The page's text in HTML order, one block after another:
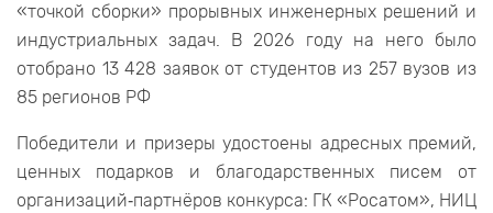
«точкой сборки» прорывных инженерных решений и
индустриальных задач. В 2026 году на него было
отобрано 13 428 заявок от студентов из 257 вузов из
85 регионов РФ
Победители и призеры удостоены адресных премий,
ценных подарков и благодарственных писем от
организаций‑партнёров конкурса: ГК «Росатом», НИЦ